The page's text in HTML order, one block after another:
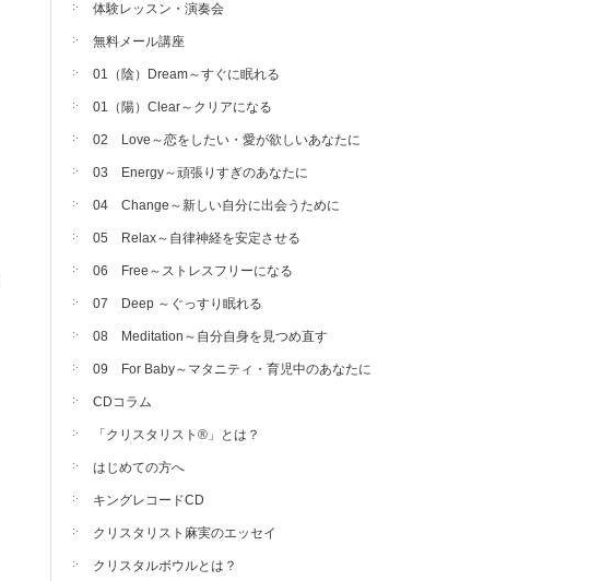
体験レッスン・演奏会
無料メール講座
01（陰）Dream～すぐに眠れる
01（陽）Clear～クリアになる
02 Love～恋をしたい・愛が欲しいあなたに
03 Energy～頑張りすぎのあなたに
04 Change～新しい自分に出会うために
05 Relax～自律神経を安定させる
06 Free～ストレスフリーになる
07 Deep ～ぐっすり眠れる
08 Meditation～自分自身を見つめ直す
09 For Baby～マタニティ・育児中のあなたに
CDコラム
「クリスタリスト®」とは？
はじめての方へ
キングレコードCD
クリスタリスト麻実のエッセイ
クリスタルボウルとは？